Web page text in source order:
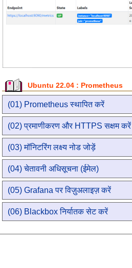
Ubuntu 22.04 : Prometheus
(01) Prometheus स्थापित करें
(02) प्रमाणीकरण और HTTPS सक्षम करें
(03) मॉनिटरिंग लक्ष्य नोड जोड़ें
(04) चेतावनी अधिसूचना (ईमेल)
(05) Grafana पर विज़ुअलाइज़ करें
(06) Blackbox निर्यातक सेट करें